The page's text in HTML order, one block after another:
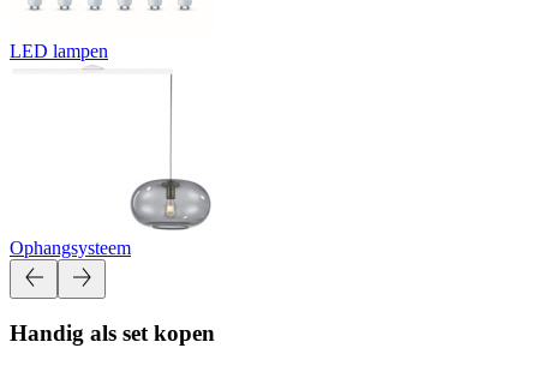
LED lampen
Ophangsysteem
Handig als set kopen